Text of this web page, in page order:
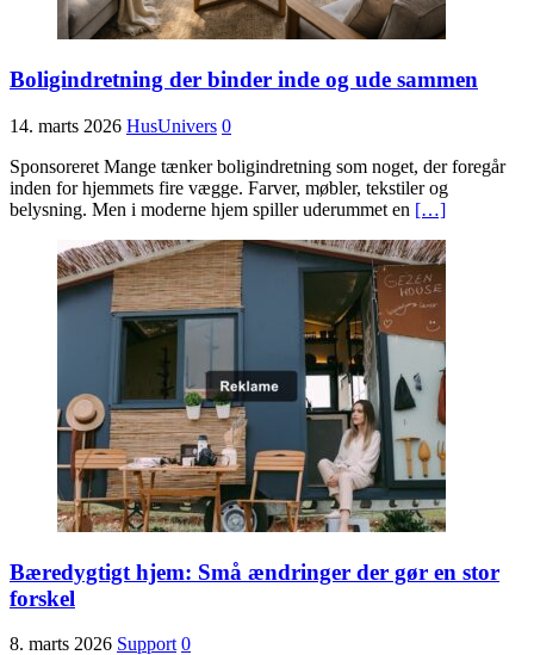
Boligindretning der binder inde og ude sammen
14. marts 2026 HusUnivers 0
Sponsoreret Mange tænker boligindretning som noget, der foregår
inden for hjemmets fire vægge. Farver, møbler, tekstiler og
belysning. Men i moderne hjem spiller uderummet en […]
Bæredygtigt hjem: Små ændringer der gør en stor
forskel
8. marts 2026 Support 0